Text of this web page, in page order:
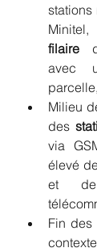
stations
filaire
avec
parcelle,
Milieu
des
via
élevé
et de
Fin des